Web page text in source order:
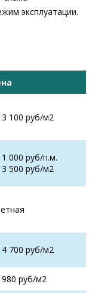
эксплуатации.
100 руб/м2
000 руб/п.м.
500 руб/м2
700 руб/м2
руб/м2